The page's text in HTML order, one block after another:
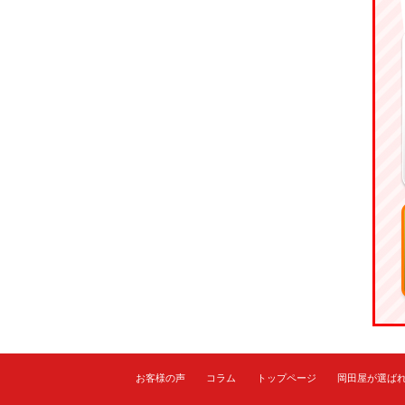
お客様の声 コラム トップページ 岡田屋が選ば